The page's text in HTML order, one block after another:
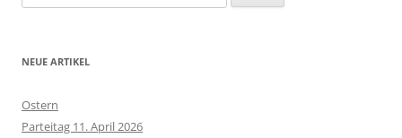
nach:
NEUE ARTIKEL
Ostern
Parteitag 11. April 2026